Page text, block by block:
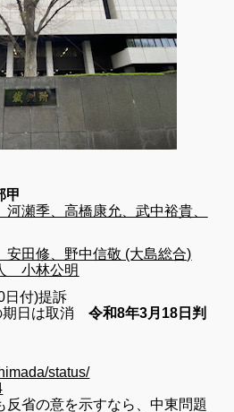
甲
瀬季、高橋康允、武中裕貴、
田修、野中信敬 (大島総合)
小林公明
日付)提訴
期日は取消令和8年3月18日判
status/
反省の意を示すなら、中東問題